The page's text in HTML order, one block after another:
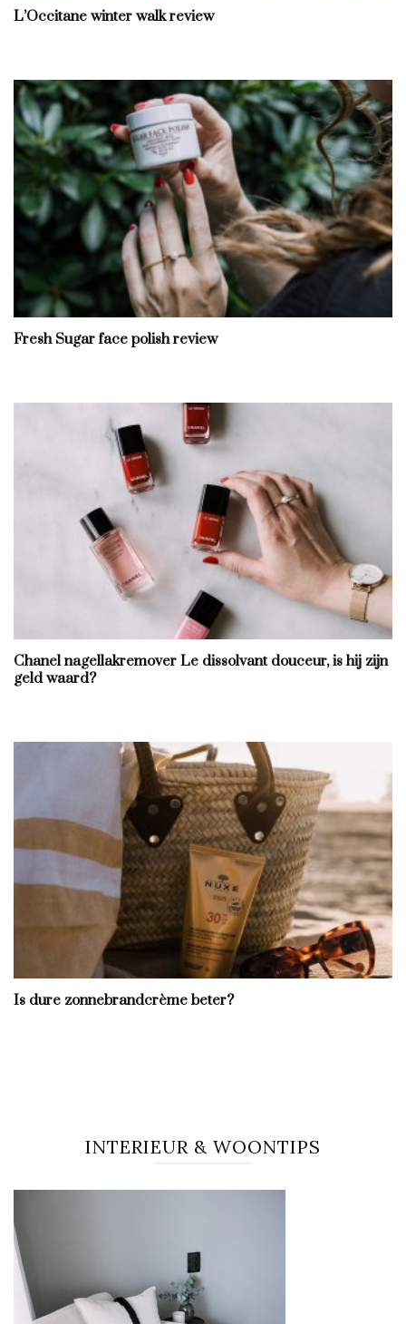
L’Occitane winter walk review
Fresh Sugar face polish review
Chanel nagellakremover Le dissolvant douceur, is hij zijn
geld waard?
Is dure zonnebrandcrème beter?
INTERIEUR & WOONTIPS